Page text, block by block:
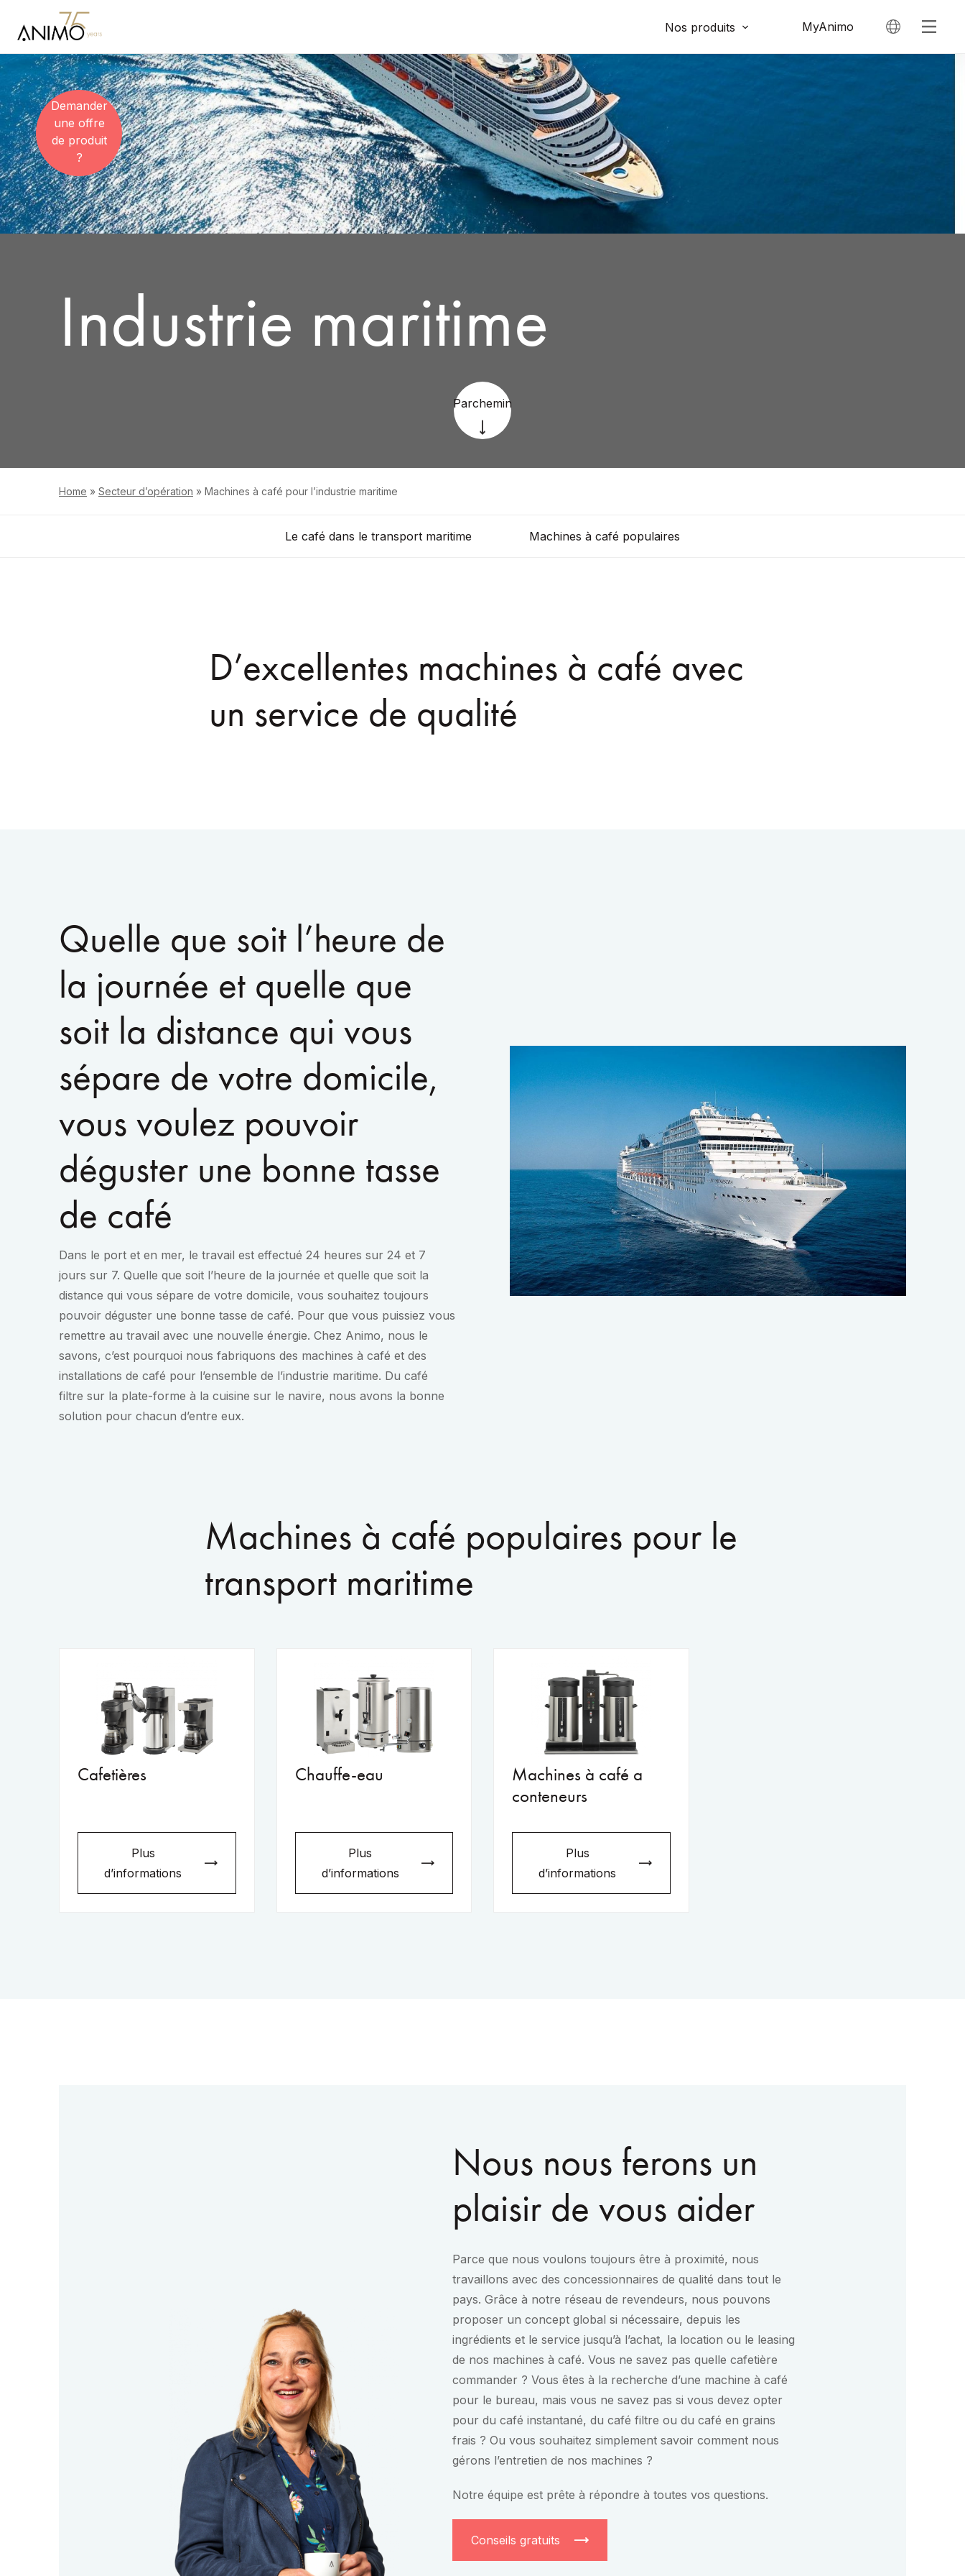
Nos produits MyAnimo
Home » Secteur d’opération » Machines à café pour l’industrie maritime
Industrie maritime
Parchemin
Le café dans le transport maritime Machines à café populaires
D’excellentes machines à café avec
un service de qualité
Quelle que soit l’heure de
la journée et quelle que
soit la distance qui vous
sépare de votre domicile,
vous voulez pouvoir
déguster une bonne tasse
de café
Dans le port et en mer, le travail est effectué 24 heures sur 24 et 7
jours sur 7. Quelle que soit l’heure de la journée et quelle que soit la
distance qui vous sépare de votre domicile, vous souhaitez toujours
pouvoir déguster une bonne tasse de café. Pour que vous puissiez vous
remettre au travail avec une nouvelle énergie. Chez Animo, nous le
savons, c’est pourquoi nous fabriquons des machines à café et des
installations de café pour l’ensemble de l’industrie maritime. Du café
filtre sur la plate-forme à la cuisine sur le navire, nous avons la bonne
solution pour chacun d’entre eux.
Machines à café populaires pour le
transport maritime
Cafetières
Plus
d’informations
Chauffe-eau
Plus
d’informations
Machines à café a
conteneurs
Plus
d’informations
Nous nous ferons un
plaisir de vous aider
Parce que nous voulons toujours être à proximité, nous
travaillons avec des concessionnaires de qualité dans tout le
pays. Grâce à notre réseau de revendeurs, nous pouvons
proposer un concept global si nécessaire, depuis les
ingrédients et le service jusqu’à l’achat, la location ou le leasing
de nos machines à café. Vous ne savez pas quelle cafetière
commander ? Vous êtes à la recherche d’une machine à café
pour le bureau, mais vous ne savez pas si vous devez opter
pour du café instantané, du café filtre ou du café en grains
frais ? Ou vous souhaitez simplement savoir comment nous
gérons l’entretien de nos machines ?
Notre équipe est prête à répondre à toutes vos questions.
Conseils gratuits
Demander
une offre
de produit
?